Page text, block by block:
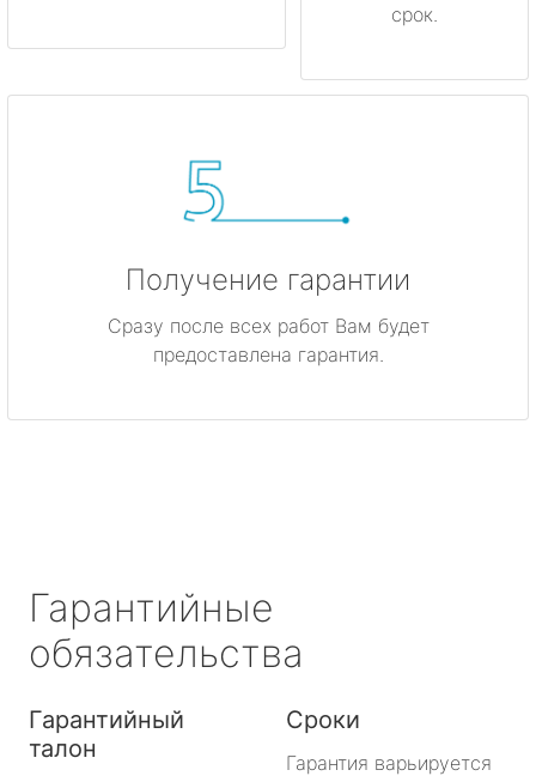
срок.
Получение гарантии
Сразу после всех работ Вам будет
предоставлена гарантия.
Гарантийные
обязательства
Гарантийный
талон
Сроки
Гарантия варьируется